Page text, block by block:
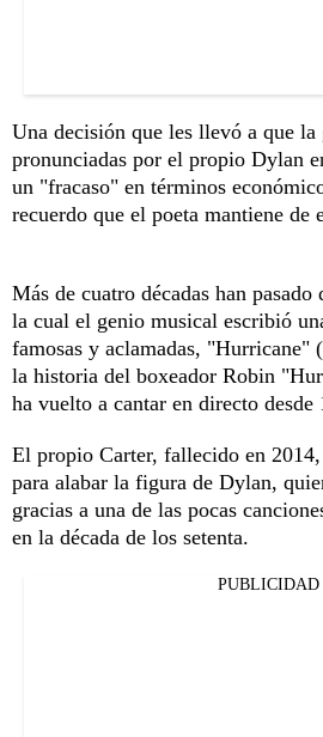
Una decisión que les llevó a que la
pronunciadas por el propio Dylan
un "fracaso" en términos
recuerdo que el poeta mantiene de
Más de cuatro décadas han pasado
la cual el genio musical escribió
famosas y aclamadas, "Hurricane"
la historia del boxeador Robin
ha vuelto a cantar en directo desde
El propio Carter, fallecido en
para alabar la figura de Dylan,
gracias a una de las pocas
en la década de los setenta.
PUBLICIDAD